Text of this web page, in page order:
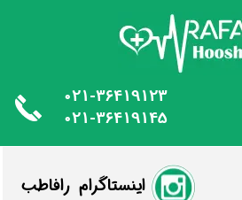
021-36419123
021-36419145
​اینستاگرام رافاطب